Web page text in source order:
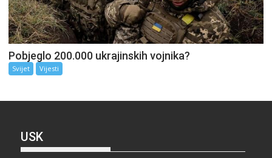
Pobjeglo 200.000 ukrajinskih vojnika?
Svijet Vijesti
USK